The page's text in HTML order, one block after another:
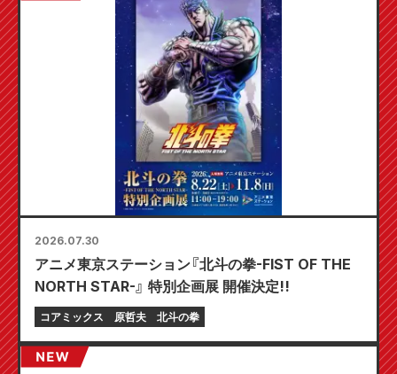
2026.07.30
アニメ東京ステーション『北斗の拳-FIST OF THE
NORTH STAR-』 特別企画展 開催決定!!
コアミックス 原哲夫 北斗の拳